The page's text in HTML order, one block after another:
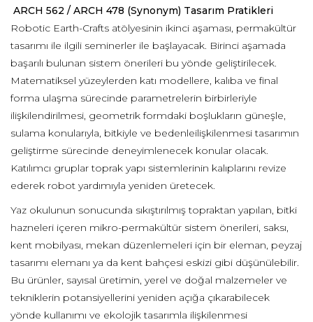
ARCH 562 / ARCH 478 (Synonym) Tasarım Pratikleri
Robotic Earth-Crafts atölyesinin ikinci aşaması, permakültür
tasarımı ile ilgili seminerler ile başlayacak. Birinci aşamada
başarılı bulunan sistem önerileri bu yönde geliştirilecek.
Matematiksel yüzeylerden katı modellere, kalıba ve final
forma ulaşma sürecinde parametrelerin birbirleriyle
ilişkilendirilmesi, geometrik formdaki boşlukların güneşle,
sulama konularıyla, bitkiyle ve bedenleilişkilenmesi tasarımın
geliştirme sürecinde deneyimlenecek konular olacak.
Katılımcı gruplar toprak yapı sistemlerinin kalıplarını revize
ederek robot yardımıyla yeniden üretecek.
Yaz okulunun sonucunda sıkıştırılmış topraktan yapılan, bitki
hazneleri içeren mikro-permakültür sistem önerileri, saksı,
kent mobilyası, mekan düzenlemeleri için bir eleman, peyzaj
tasarımı elemanı ya da kent bahçesi eskizi gibi düşünülebilir.
Bu ürünler, sayısal üretimin, yerel ve doğal malzemeler ve
tekniklerin potansiyellerini yeniden açığa çıkarabilecek
yönde kullanımı ve ekolojik tasarımla ilişkilenmesi